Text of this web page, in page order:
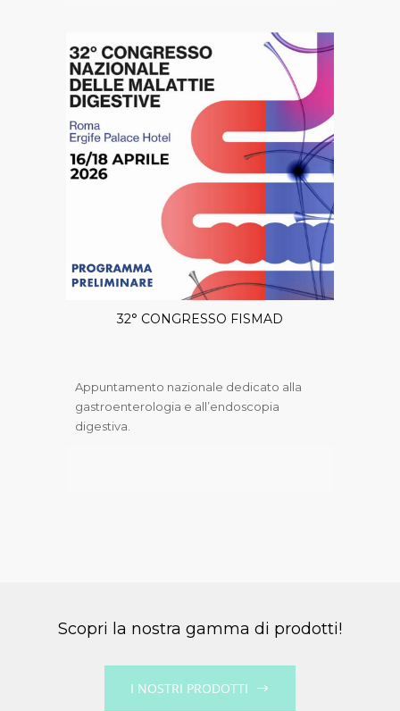
32° CONGRESSO FISMAD
Appuntamento nazionale dedicato alla
gastroenterologia e all’endoscopia
digestiva.
Scopri la nostra gamma di prodotti!
I NOSTRI PRODOTTI